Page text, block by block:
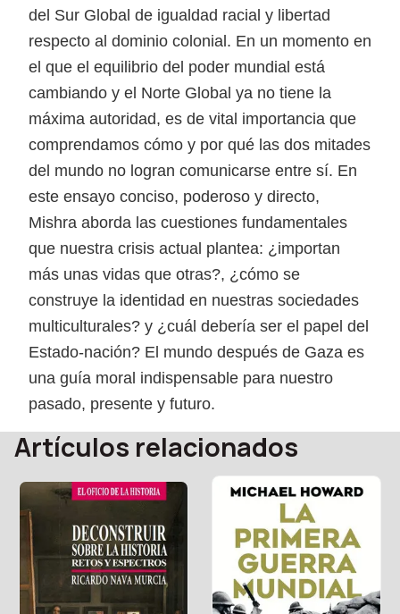
del Sur Global de igualdad racial y libertad
respecto al dominio colonial. En un momento en
el que el equilibrio del poder mundial está
cambiando y el Norte Global ya no tiene la
máxima autoridad, es de vital importancia que
comprendamos cómo y por qué las dos mitades
del mundo no logran comunicarse entre sí. En
este ensayo conciso, poderoso y directo,
Mishra aborda las cuestiones fundamentales
que nuestra crisis actual plantea: ¿importan
más unas vidas que otras?, ¿cómo se
construye la identidad en nuestras sociedades
multiculturales? y ¿cuál debería ser el papel del
Estado-nación? El mundo después de Gaza es
una guía moral indispensable para nuestro
pasado, presente y futuro.
Artículos relacionados